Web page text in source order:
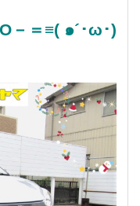
－＝≡( ๑´･ω･)